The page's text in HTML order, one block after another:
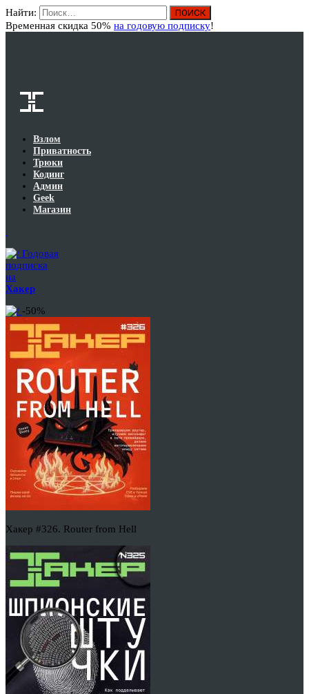
Найти:
Временная скидка 50% на годовую подписку!
Взлом
Приватность
Трюки
Кодинг
Админ
Geek
Магазин
Годовая
подписка
на
Хакер
-50%
Хакер #326. Router from Hell